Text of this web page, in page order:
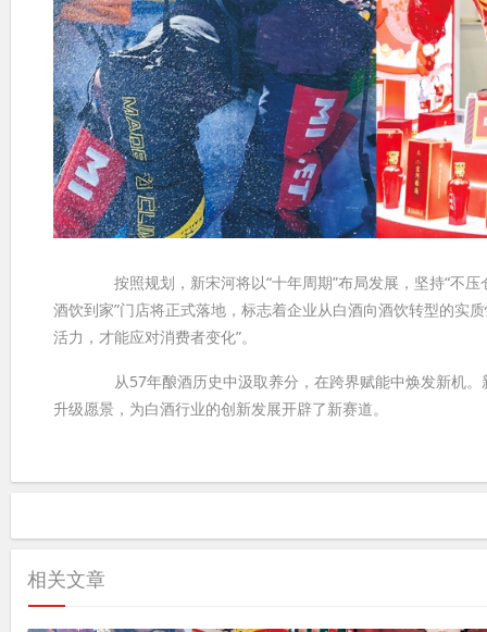
按照规划，新宋河将以“十年周期”布局发展，坚持“不压仓
酒饮到家”门店将正式落地，标志着企业从白酒向酒饮转型的实
活力，才能应对消费者变化”。
从57年酿酒历史中汲取养分，在跨界赋能中焕发新机。新
升级愿景，为白酒行业的创新发展开辟了新赛道。
相关文章